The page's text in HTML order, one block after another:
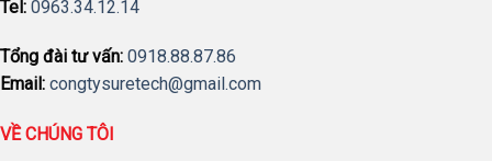
Tel: 0963.34.12.14
Tổng đài tư vấn: 0918.88.87.86
Email: congtysuretech@gmail.com
VỀ CHÚNG TÔI